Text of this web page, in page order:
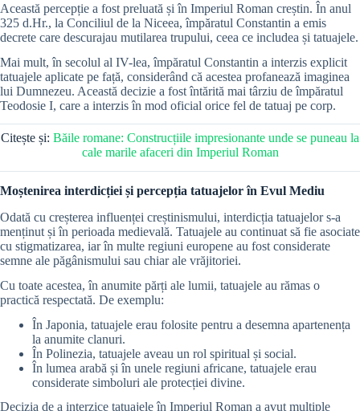
Această percepție a fost preluată și în Imperiul Roman creștin. În anul
325 d.Hr., la Conciliul de la Niceea, împăratul Constantin a emis
decrete care descurajau mutilarea trupului, ceea ce includea și tatuajele.
Mai mult, în secolul al IV-lea, împăratul Constantin a interzis explicit
tatuajele aplicate pe față, considerând că acestea profanează imaginea
lui Dumnezeu. Această decizie a fost întărită mai târziu de împăratul
Teodosie I, care a interzis în mod oficial orice fel de tatuaj pe corp.
Citește și: Băile romane: Construcțiile impresionante unde se puneau la
cale marile afaceri din Imperiul Roman
Moștenirea interdicției și percepția tatuajelor în Evul Mediu
Odată cu creșterea influenței creștinismului, interdicția tatuajelor s-a
menținut și în perioada medievală. Tatuajele au continuat să fie asociate
cu stigmatizarea, iar în multe regiuni europene au fost considerate
semne ale păgânismului sau chiar ale vrăjitoriei.
Cu toate acestea, în anumite părți ale lumii, tatuajele au rămas o
practică respectată. De exemplu:
În Japonia, tatuajele erau folosite pentru a desemna apartenența
la anumite clanuri.
În Polinezia, tatuajele aveau un rol spiritual și social.
În lumea arabă și în unele regiuni africane, tatuajele erau
considerate simboluri ale protecției divine.
Decizia de a interzice tatuajele în Imperiul Roman a avut multiple